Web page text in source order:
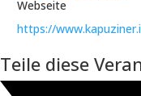
Webseite
https://
Teile diese